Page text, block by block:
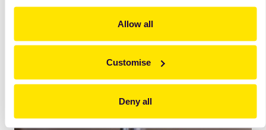
Allow all
Customise
Deny all